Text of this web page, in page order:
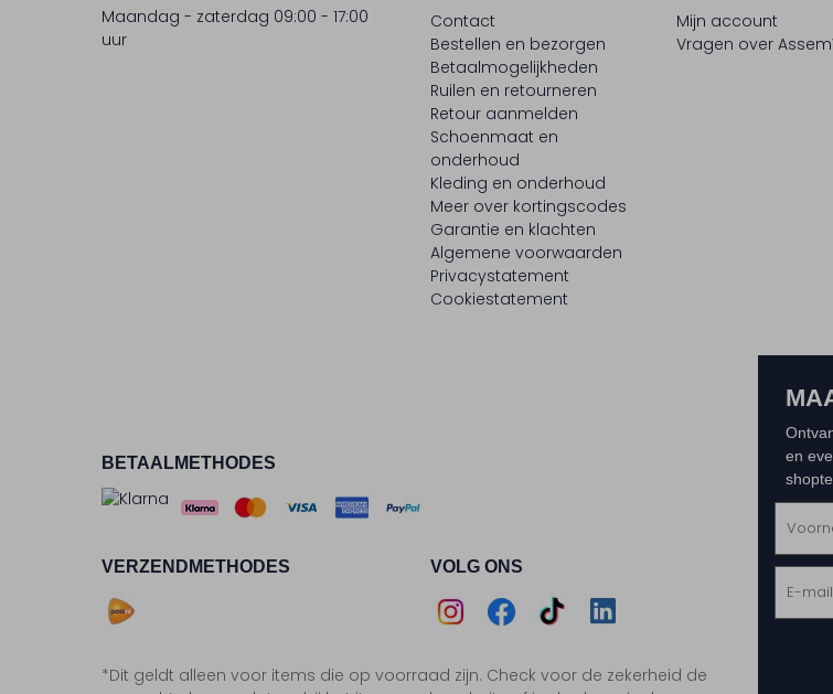
Maandag - zaterdag 09:00 - 17:00
uur
Contact
Bestellen en bezorgen
Betaalmogelijkheden
Ruilen en retourneren
Retour aanmelden
Schoenmaat en
onderhoud
Kleding en onderhoud
Meer over kortingscodes
Garantie en klachten
Algemene voorwaarden
Privacystatement
Cookiestatement
Mijn account
Vragen over
BETAALMETHODES
VERZENDMETHODES VOLG ONS
*Dit geldt alleen voor items die op voorraad zijn. Check voor de zekerheid de
en